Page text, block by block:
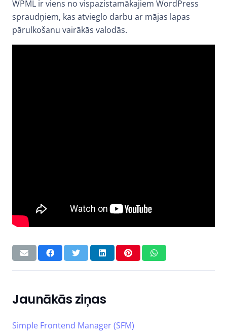
WPML ir viens no vispazistamākajiem WordPress
spraudņiem, kas atvieglo darbu ar mājas lapas
pārulkošanu vairākās valodās.
Jaunākās ziņas
Simple Frontend Manager (SFM)